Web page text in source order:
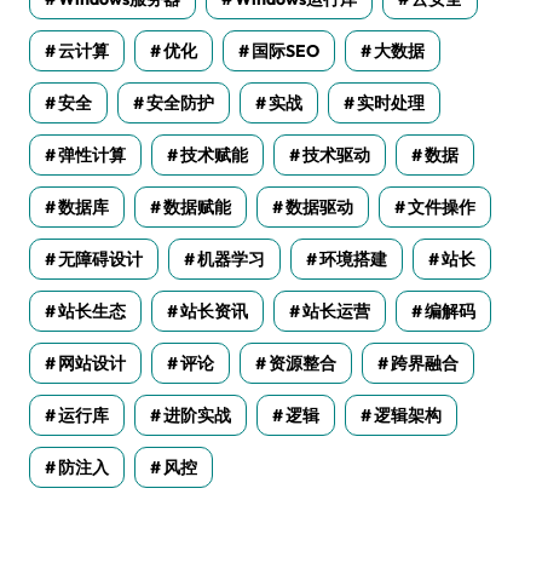
云计算 优化 国际SEO 大数据
安全 安全防护 实战 实时处理
弹性计算 技术赋能 技术驱动 数据
数据库 数据赋能 数据驱动 文件操作
无障碍设计 机器学习 环境搭建 站长
站长生态 站长资讯 站长运营 编解码
网站设计 评论 资源整合 跨界融合
运行库 进阶实战 逻辑 逻辑架构
防注入 风控